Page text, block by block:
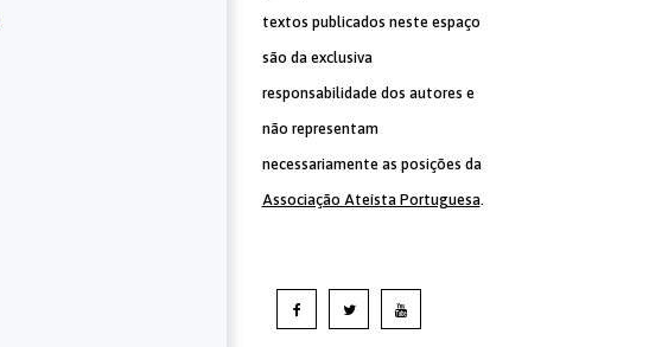
textos publicados neste espaço
são da exclusiva
responsabilidade dos autores e
não representam
necessariamente as posições da
Associação Ateísta Portuguesa.